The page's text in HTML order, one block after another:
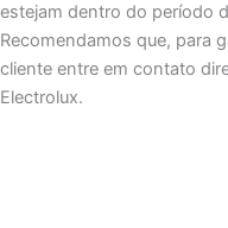
estejam dentro do período
Recomendamos que, para
cliente entre em contato
Electrolux.